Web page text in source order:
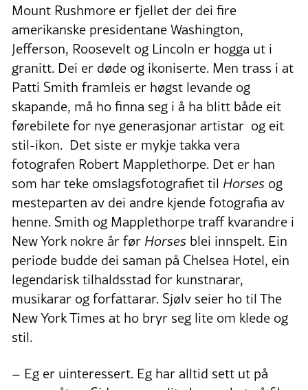
Mount Rushmore er fjellet der dei fire
amerikanske presidentane Washington,
Jefferson, Roosevelt og Lincoln er hogga ut i
granitt. Dei er døde og ikoniserte. Men trass i at
Patti Smith framleis er høgst levande og
skapande, må ho finna seg i å ha blitt både eit
førebilete for nye generasjonar artistar og eit
stil-ikon. Det siste er mykje takka vera
fotografen Robert Mapplethorpe. Det er han
som har teke omslagsfotografiet til Horses og
mesteparten av dei andre kjende fotografia av
henne. Smith og Mapplethorpe traff kvarandre i
New York nokre år før Horses blei innspelt. Ein
periode budde dei saman på Chelsea Hotel, ein
legendarisk tilhaldsstad for kunstnarar,
musikarar og forfattarar. Sjølv seier ho til The
New York Times at ho bryr seg lite om klede og
stil.
– Eg er uinteressert. Eg har alltid sett ut på